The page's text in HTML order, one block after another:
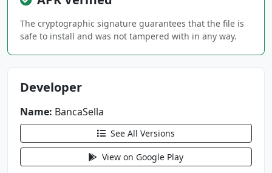
android.permission.CAMERA
android.permission.FLASHLIGHT
android.permission.FOREGROUND_SERVICE
android.permission.MODIFY_AUDIO_SETTINGS
android.permission.POST_NOTIFICATIONS
android.permission.QUERY_ALL_PACKAGES
android.permission.READ_CONTACTS
android.permission.READ_EXTERNAL_STORAGE
android.permission.READ_PHONE_STATE
The cryptographic signature guarantees that the file is
safe to install and was not tampered with in any way.
Developer
Name: BancaSella
See All Versions
View on Google Play